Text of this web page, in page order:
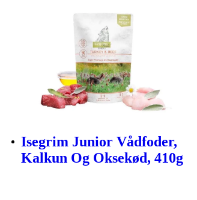
Isegrim Junior Vådfoder,
Kalkun Og Oksekød, 410g